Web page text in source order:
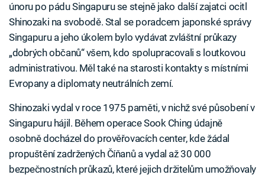
únoru po pádu Singapuru se stejně jako další zajatci ocitl
Shinozaki na svobodě. Stal se poradcem japonské správy
Singapuru a jeho úkolem bylo vydávat zvláštní průkazy
„dobrých občanů“ všem, kdo spolupracovali s loutkovou
administrativou. Měl také na starosti kontakty s místními
Evropany a diplomaty neutrálních zemí.
Shinozaki vydal v roce 1975 paměti, v nichž své působení v
Singapuru hájil. Během operace Sook Ching údajně
osobně docházel do prověřovacích center, kde žádal
propuštění zadržených Číňanů a vydal až 30 000
bezpečnostních průkazů, které jejich držitelům umožňovaly